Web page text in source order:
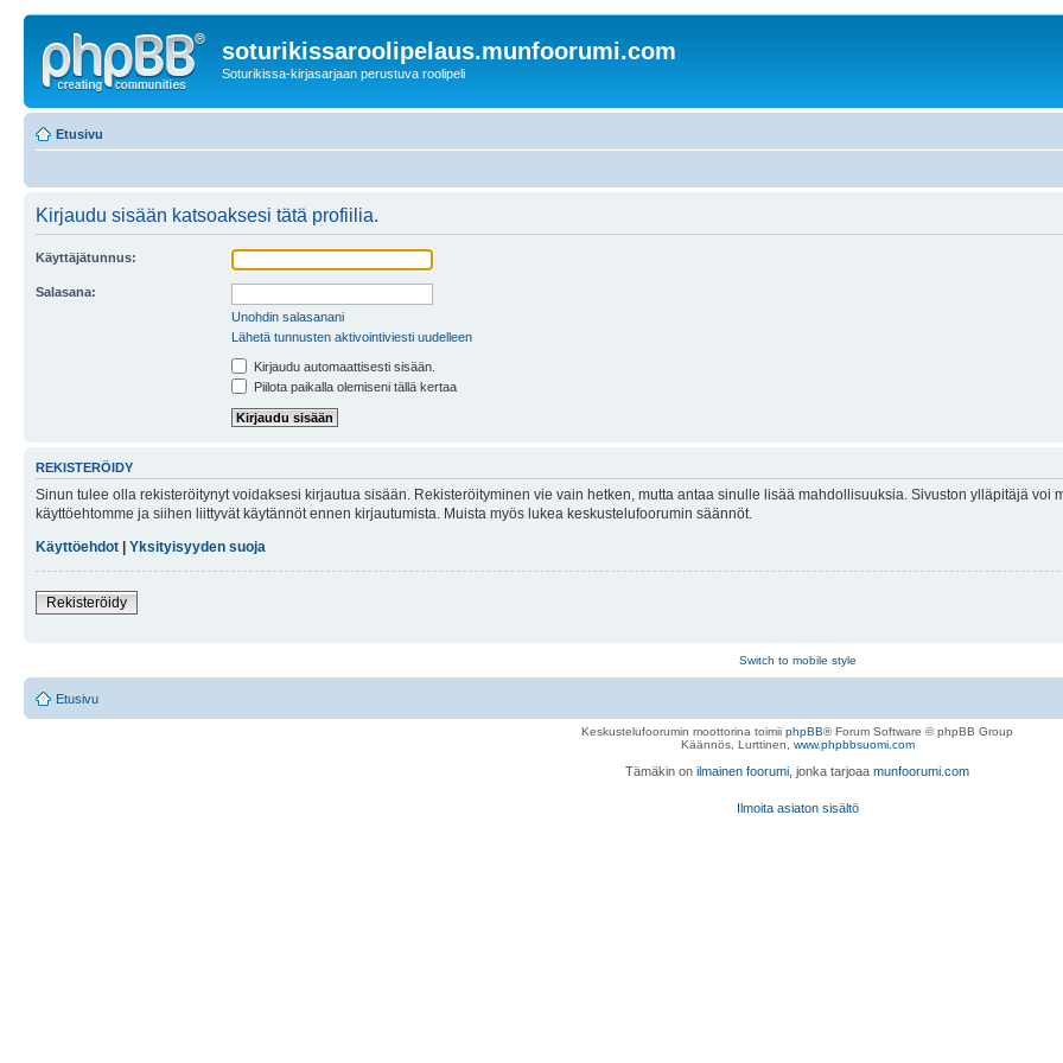
soturikissaroolipelaus.munfoorumi.com
Soturikissa-kirjasarjaan perustuva roolipeli
Etusivu
Kirjaudu sisään katsoaksesi tätä profiilia.
Käyttäjätunnus:
Salasana:
Unohdin salasanani
Lähetä tunnusten aktivointiviesti uudelleen
Kirjaudu automaattisesti sisään.
Piilota paikalla olemiseni tällä kertaa
REKISTERÖIDY
Sinun tulee olla rekisteröitynyt voidaksesi kirjautua sisään. Rekisteröityminen vie vain hetken, mutta antaa sinulle lisää mahdollisuuksia. Sivuston ylläpitäjä
käyttöehtomme ja siihen liittyvät käytännöt ennen kirjautumista. Muista myös lukea keskustelufoorumin säännöt.
Käyttöehdot
Yksityisyyden suoja
Rekisteröidy
Switch to mobile style
Etusivu
Keskustelufoorumin moottorina toimii phpBB® Forum Software © phpBB Group
Käännös, Lurttinen, www.phpbbsuomi.com
Tämäkin on ilmainen foorumi , jonka tarjoaa munfoorumi.com
Ilmoita asiaton sisältö